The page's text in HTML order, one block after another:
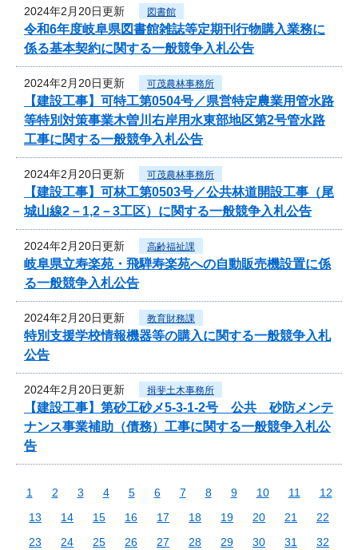
2024年2月20日更新 図書館
令和6年度岐阜県図書館雑誌等定期刊行物購入業務に
係る基本契約に関する一般競争入札公告
2024年2月20日更新 可茂農林事務所
【建設工事】可特工第0504号／県営特定農業用管水路
等特別対策事業木曽川右岸用水東部地区第2号管水路
工事に関する一般競争入札公告
2024年2月20日更新 可茂農林事務所
【建設工事】可林工第0503号／公共林道開設工事（尾
城山線2－1,2－3工区）に関する一般競争入札公告
2024年2月20日更新 高齢福祉課
岐阜県立寿楽苑・飛騨寿楽苑への自動販売機設置に係
る一般競争入札公告
2024年2月20日更新 教育財務課
特別支援学校情報機器等の購入に関する一般競争入札
公告
2024年2月20日更新 揖斐土木事務所
【建設工事】第砂工砂メ5-3-1-2号 公共 砂防メンテ
ナンス事業補助（債務）工事に関する一般競争入札公
告
1 2 3 4 5 6 7 8 9 10 11
12
13
14 15 16 17 18 19 20 21
22
23
24 25 26 27 28 29 30 31
32